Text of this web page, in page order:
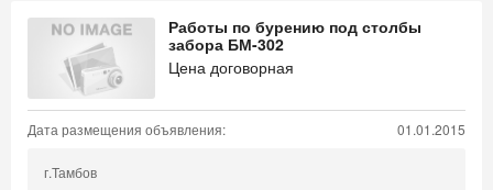
Работы по бурению под столбы
забора БМ-302
Цена договорная
Дата размещения объявления: 01.01.2015
г.Тамбов